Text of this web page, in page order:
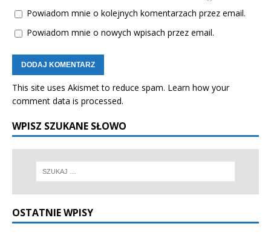
Powiadom mnie o kolejnych komentarzach przez email.
Powiadom mnie o nowych wpisach przez email.
This site uses Akismet to reduce spam. Learn how your
comment data is processed.
WPISZ SZUKANE SŁOWO
OSTATNIE WPISY